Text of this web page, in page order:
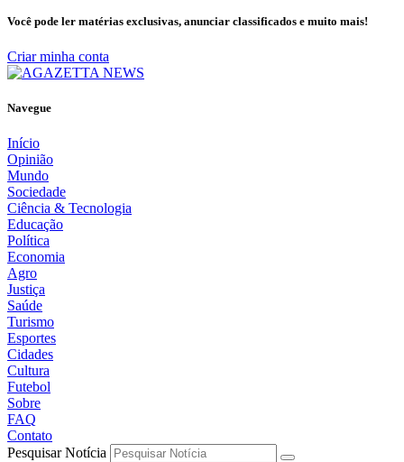
Você pode ler matérias exclusivas, anunciar classificados e muito mais!
Criar minha conta
Navegue
Início
Opinião
Mundo
Sociedade
Ciência & Tecnologia
Educação
Política
Economia
Agro
Justiça
Saúde
Turismo
Esportes
Cidades
Cultura
Futebol
Sobre
FAQ
Contato
Pesquisar Notícia